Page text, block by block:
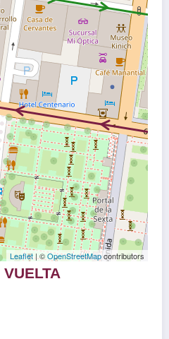
Leaflet| ©OpenStreetMapcontributors
VUELTA